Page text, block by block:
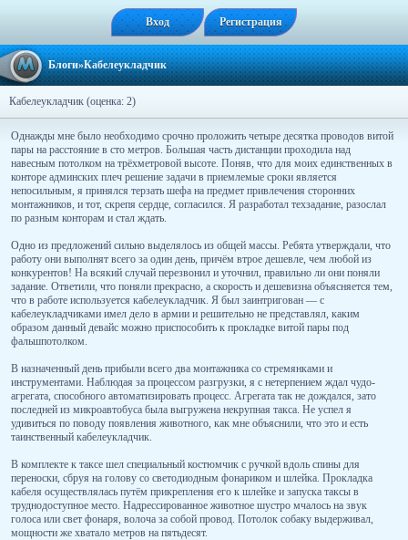
Вход Регистрация
Блоги»Кабелеукладчик
Кабелеукладчик (оценка: 2)
Однажды мне было необходимо срочно проложить четыре десятка проводов витой
пары на расстояние в сто метров. Большая часть дистанции проходила над
навесным потолком на трёхметровой высоте. Поняв, что для моих единственных в
конторе админских плеч решение задачи в приемлемые сроки является
непосильным, я принялся терзать шефа на предмет привлечения сторонних
монтажников, и тот, скрепя сердце, согласился. Я разработал техзадание, разослал
по разным конторам и стал ждать.
Одно из предложений сильно выделялось из общей массы. Ребята утверждали, что
работу они выполнят всего за один день, причём втрое дешевле, чем любой из
конкурентов! На всякий случай перезвонил и уточнил, правильно ли они поняли
задание. Ответили, что поняли прекрасно, а скорость и дешевизна объясняется тем,
что в работе используется кабелеукладчик. Я был заинтригован — с
кабелеукладчиками имел дело в армии и решительно не представлял, каким
образом данный девайс можно приспособить к прокладке витой пары под
фальшпотолком.
В назначенный день прибыли всего два монтажника со стремянками и
инструментами. Наблюдая за процессом разгрузки, я с нетерпением ждал чудо-
агрегата, способного автоматизировать процесс. Агрегата так не дождался, зато
последней из микроавтобуса была выгружена некрупная такса. Не успел я
удивиться по поводу появления животного, как мне объяснили, что это и есть
таинственный кабелеукладчик.
В комплекте к таксе шел специальный костюмчик с ручкой вдоль спины для
переноски, сбруя на голову со светодиодным фонариком и шлейка. Прокладка
кабеля осуществлялась путём прикрепления его к шлейке и запуска таксы в
труднодоступное место. Надрессированное животное шустро мчалось на звук
голоса или свет фонаря, волоча за собой провод. Потолок собаку выдерживал,
мощности же хватало метров на пятьдесят.